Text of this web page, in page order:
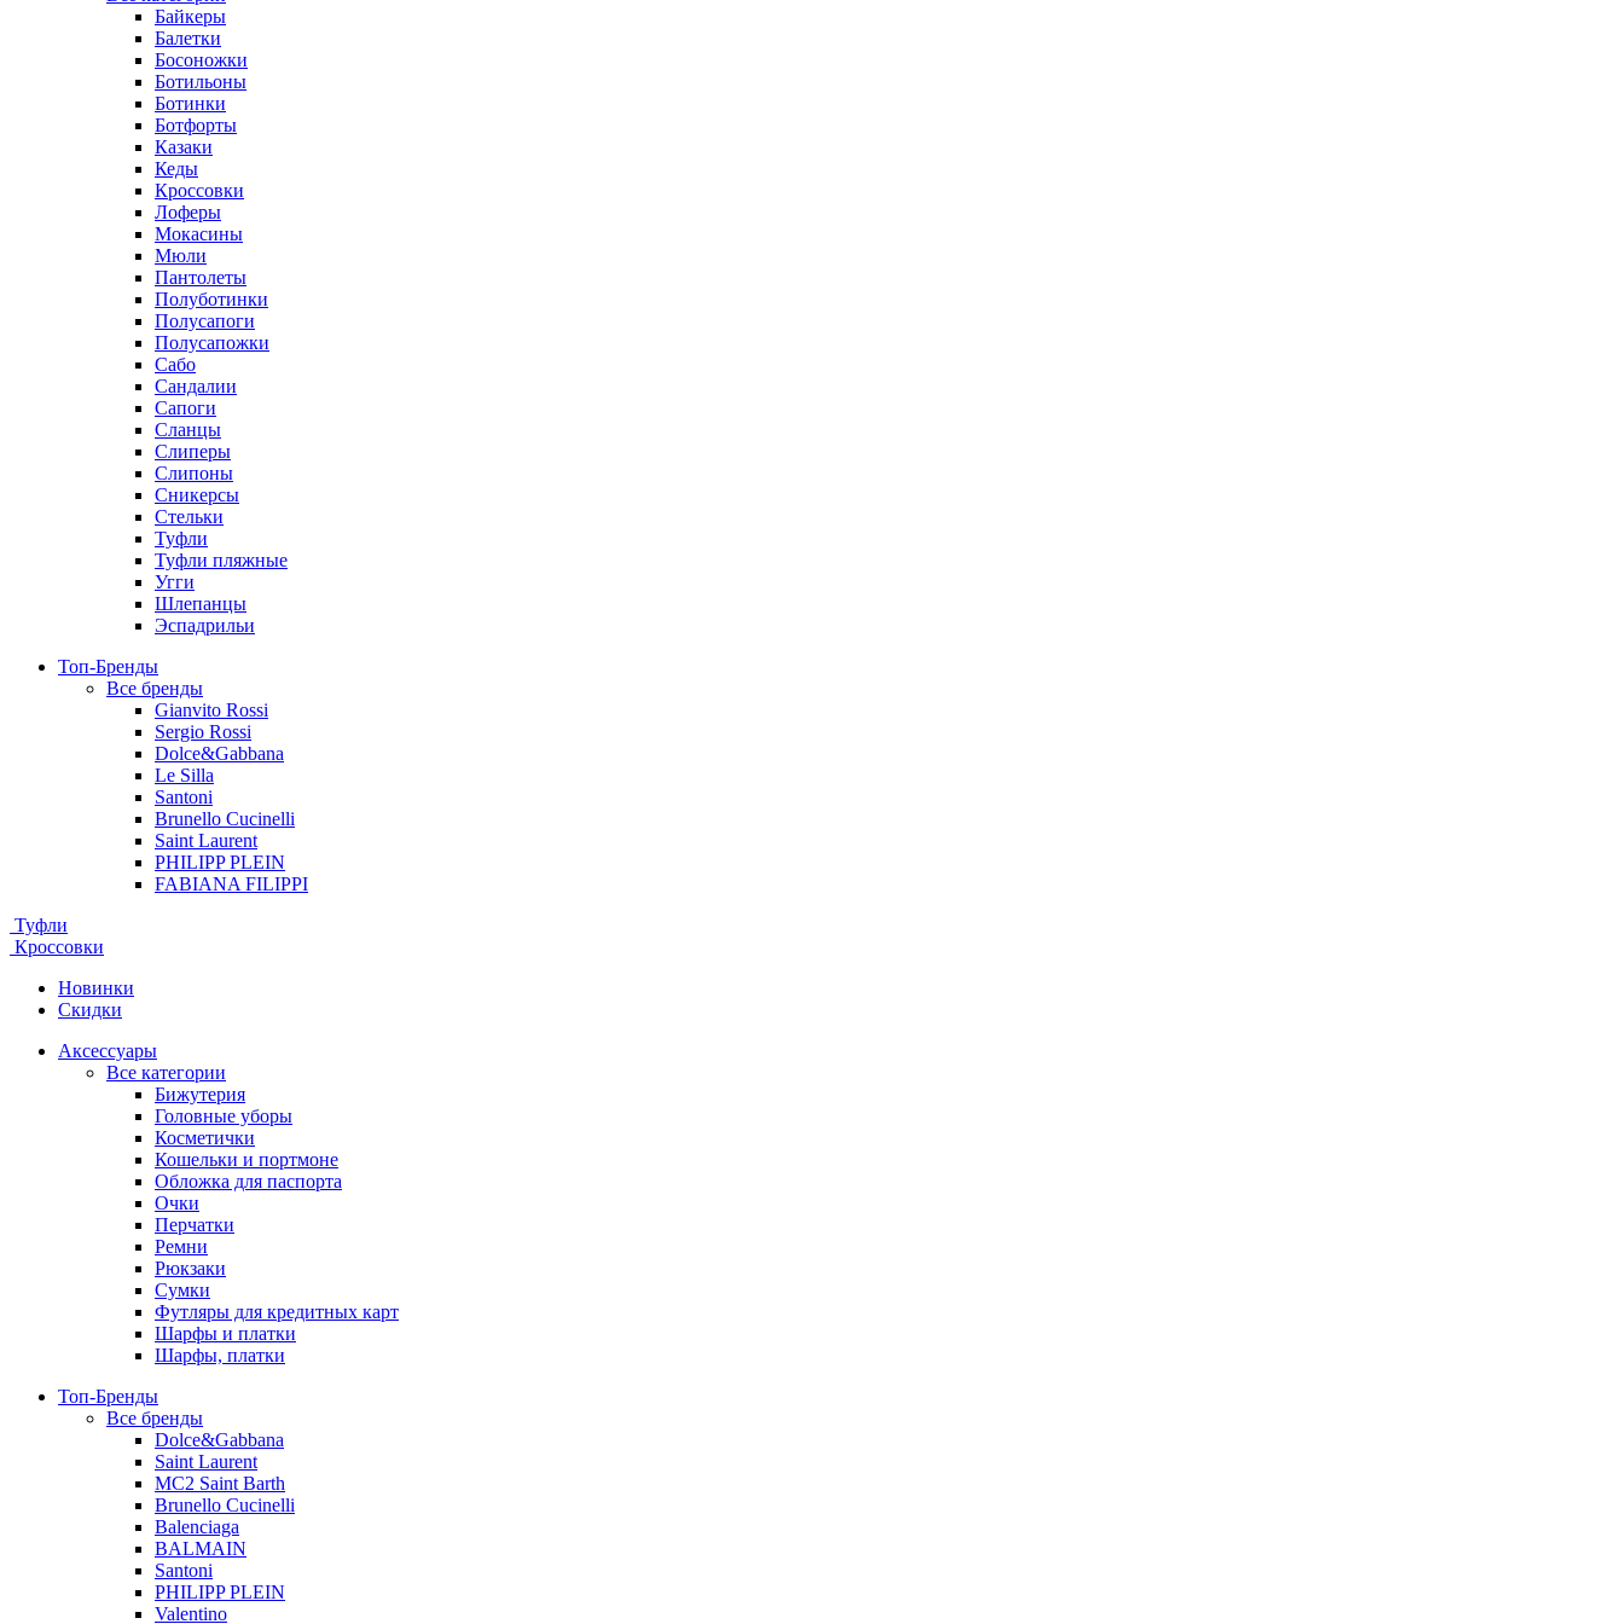
Байкеры
Балетки
Босоножки
Ботильоны
Ботинки
Ботфорты
Казаки
Кеды
Кроссовки
Лоферы
Мокасины
Мюли
Пантолеты
Полуботинки
Полусапоги
Полусапожки
Сабо
Сандалии
Сапоги
Сланцы
Слиперы
Слипоны
Сникерсы
Стельки
Туфли
Туфли пляжные
Угги
Шлепанцы
Эспадрильи
Топ-Бренды
Все бренды
Gianvito Rossi
Sergio Rossi
Dolce&Gabbana
Le Silla
Santoni
Brunello Cucinelli
Saint Laurent
PHILIPP PLEIN
FABIANA FILIPPI
Туфли
Кроссовки
Новинки
Скидки
Аксессуары
Все категории
Бижутерия
Головные уборы
Косметички
Кошельки и портмоне
Обложка для паспорта
Очки
Перчатки
Ремни
Рюкзаки
Сумки
Футляры для кредитных карт
Шарфы и платки
Шарфы, платки
Топ-Бренды
Все бренды
Dolce&Gabbana
Saint Laurent
MC2 Saint Barth
Brunello Cucinelli
Balenciaga
BALMAIN
Santoni
PHILIPP PLEIN
Valentino